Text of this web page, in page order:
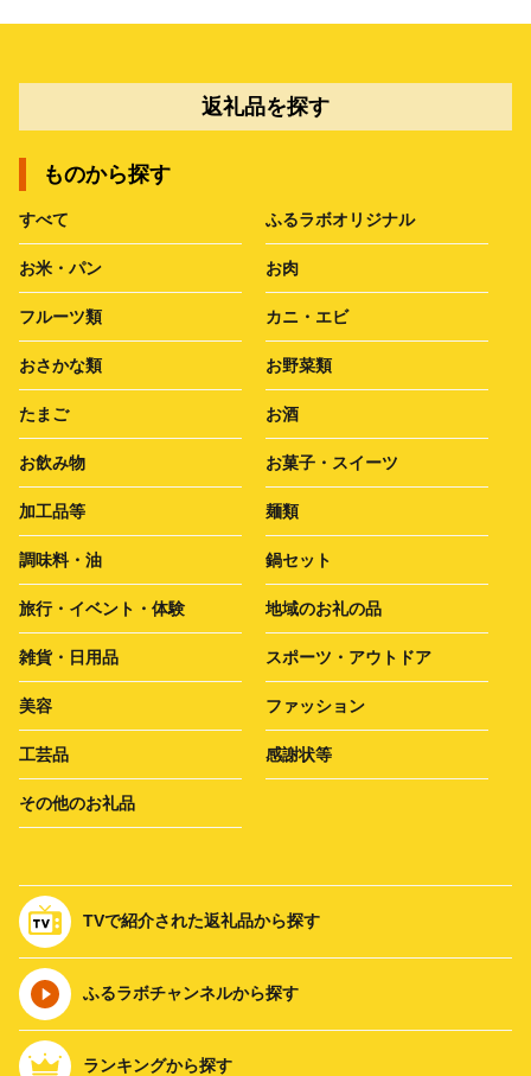
返礼品を探す
ものから探す
すべて ふるラボオリジナル
お米・パン お肉
フルーツ類 カニ・エビ
おさかな類 お野菜類
たまご お酒
お飲み物 お菓子・スイーツ
加工品等 麺類
調味料・油 鍋セット
旅行・イベント・体験 地域のお礼の品
雑貨・日用品 スポーツ・アウトドア
美容 ファッション
工芸品 感謝状等
その他のお礼品
TVで紹介された返礼品から探す
ふるラボチャンネルから探す
ランキングから探す